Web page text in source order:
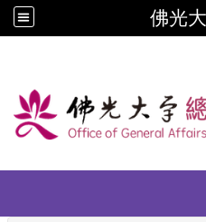
佛光